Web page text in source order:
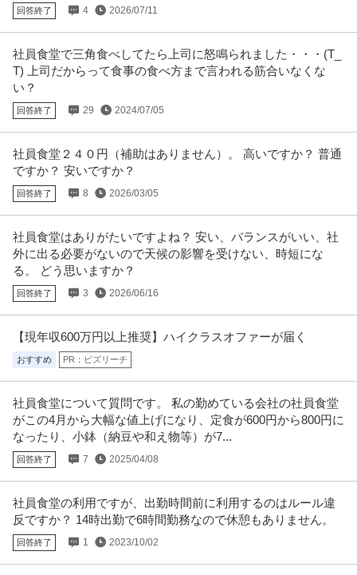
【職種】営業＞個人営業 【業種】サービス＞ホテル ※会員属性などに応じ、
当該求人をビズリーチ上で閲…続きを見る
提供：ビズリーチ
個人営業・FP ／ 生命保険・損害保険の保険募集人
株式会社アイ・ティ・コンサルティング
じ、当該求人をビズリーチ上…続きを見る
建築施工管理 ／ 「建築施工管理」一人前になるまで責任を持って
教え続けます 年休126日
株式会社関組
残業月20時間以内 直行直帰あり AT限定OK
年収400万円〜800万円
【職種】施工管理＞建築施工管理 【業種】建設＞建設・建築・土木 ※会員属
性などに応じ、当該求人をビ…続きを見る
提供：ビズリーチ
プロデューサー・ディレクター ／ 「正社員」アニメ制作デスク
株式会社トムス・エンタテインメント
年収500万円〜700万円
【職種】テレビ・放送・映像・音響＞プロデューサー・ディレクター 【業
種】エンターテインメント＞映画…続きを見る
不動産・マンション・ビル管理 ／ 「経営幹部候補」現場マネジメ
ント経験歓迎／直行直帰OK・会社づくりに挑戦
株式会社Zelix
スキルアップ
年収400万円〜500万円
【職種】不動産＞不動産・マンション・ビル管理 【業種】サービス＞その他
回答終了 4 2026/07/11
社員食堂で三角食べしてたら上司に怒鳴られました・・・(T_
T) 上司だからって食事の食べ方まで言われる筋合いなくな
い？
回答終了 29 2024/07/05
社員食堂２４０円（補助はありません）。 高いですか？ 普通
ですか？ 安いですか？
回答終了 8 2026/03/05
社員食堂はありがたいですよね？ 安い、バランスがいい、社
外に出る必要がないので天候の影響を受けない、時短にな
る。 どう思いますか？
回答終了 3 2026/06/16
【現年収600万円以上推奨】ハイクラスオファーが届く
おすすめ PR：ビズリーチ
社員食堂について質問です。 私の勤めている会社の社員食堂
がこの4月から大幅な値上げになり、定食が600円から800円に
なったり、小鉢（納豆や和え物等）が7...
回答終了 7 2025/04/08
社員食堂の利用ですが、出勤時間前に利用するのはルール違
反ですか？ 14時出勤で6時間勤務なので休憩もありません。
回答終了 1 2023/10/02